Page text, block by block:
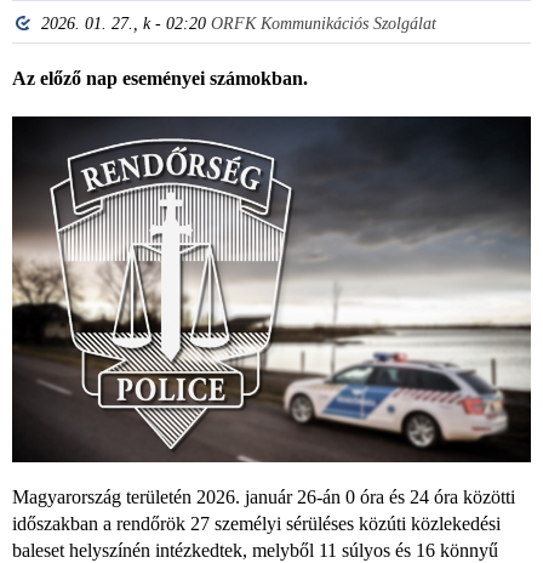
2026. 01. 27., k - 02:20 ORFK Kommunikációs Szolgálat
Az előző nap eseményei számokban.
Magyarország területén 2026. január 26-án 0 óra és 24 óra közötti
időszakban a rendőrök 27 személyi sérüléses közúti közlekedési
baleset helyszínén intézkedtek, melyből 11 súlyos és 16 könnyű